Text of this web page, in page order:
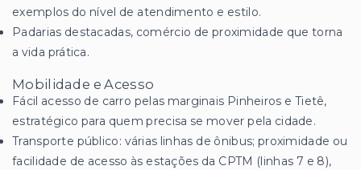
exemplos do nível de atendimento e estilo.
Padarias destacadas, comércio de proximidade que torna
a vida prática.
Mobilidade e Acesso
Fácil acesso de carro pelas marginais Pinheiros e Tietê,
estratégico para quem precisa se mover pela cidade.
Transporte público: várias linhas de ônibus; proximidade ou
facilidade de acesso às estações da CPTM (linhas 7 e 8),